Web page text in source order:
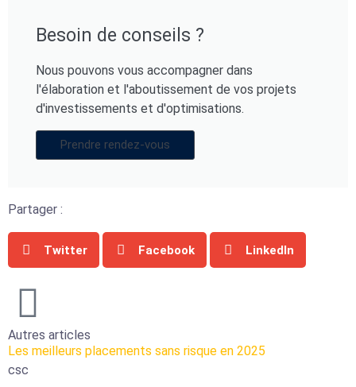
Besoin de conseils ?
Nous pouvons vous accompagner dans
l'élaboration et l'aboutissement de vos projets
d'investissements et d'optimisations.
Prendre rendez-vous
Partager :
Twitter Facebook LinkedIn
Autres articles
Les meilleurs placements sans risque en 2025
csc